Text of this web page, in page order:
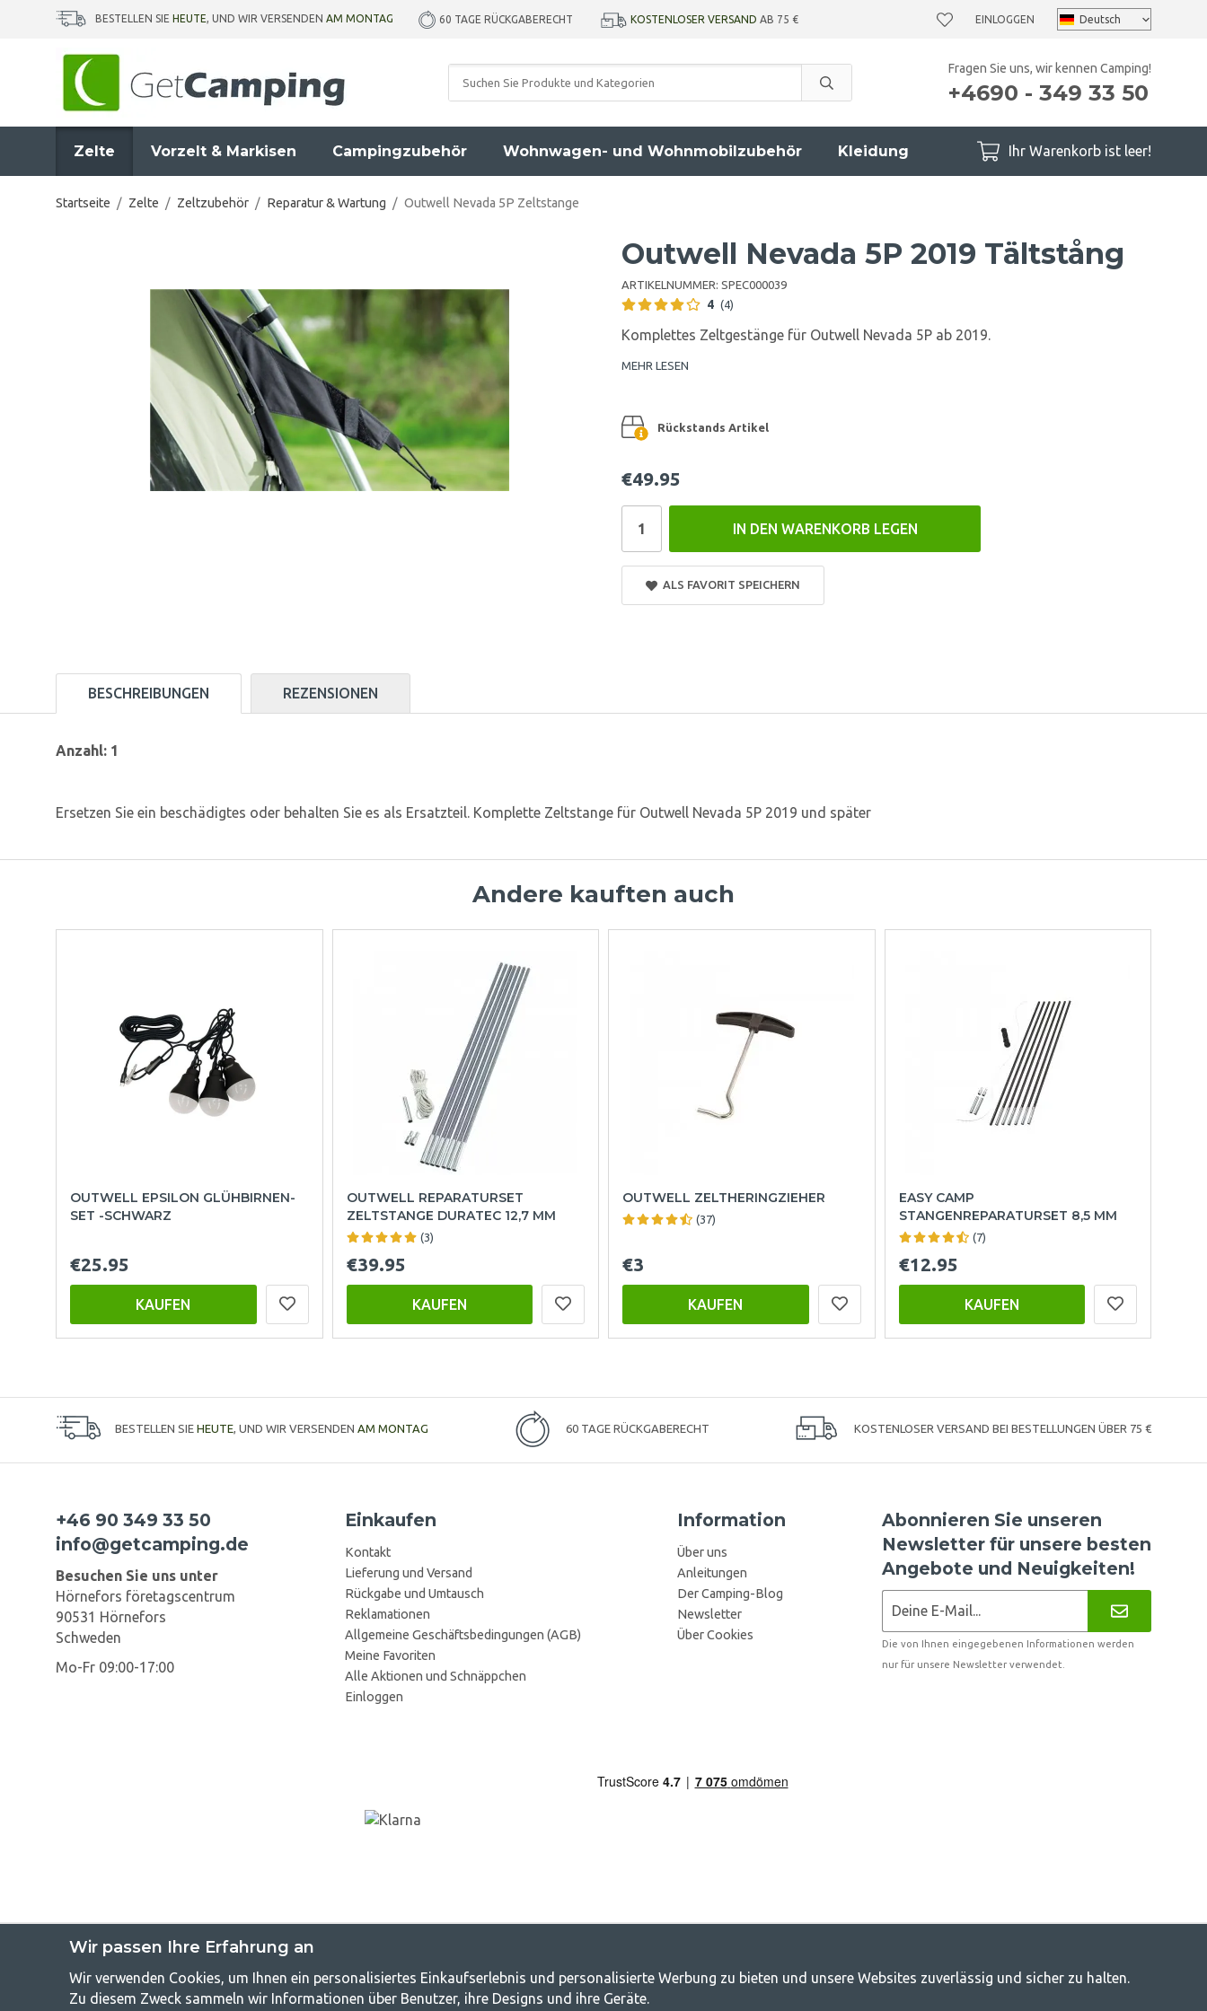
BESTELLEN SIE HEUTE, UND WIR VERSENDEN AM MONTAG 60 TAGE RÜCKGABERECHT KOSTENLOSER VERSAND AB 75 € EINLOGGEN
Fragen Sie uns, wir kennen Camping!
+4690 - 349 33 50
Zelte Vorzelt & Markisen Campingzubehör Wohnwagen- und Wohnmobilzubehör Kleidung Ihr Warenkorb ist leer!
Startseite / Zelte / Zeltzubehör / Reparatur & Wartung / Outwell Nevada 5P Zeltstange
Outwell Nevada 5P 2019 Tältstång
ARTIKELNUMMER: SPEC000039
4 (4)
Komplettes Zeltgestänge für Outwell Nevada 5P ab 2019.
MEHR LESEN
Rückstands Artikel
€49.95
IN DEN WARENKORB LEGEN
ALS FAVORIT SPEICHERN
BESCHREIBUNGEN REZENSIONEN
Anzahl: 1
Ersetzen Sie ein beschädigtes oder behalten Sie es als Ersatzteil. Komplette Zeltstange für Outwell Nevada 5P 2019 und später
Andere kauften auch
OUTWELL EPSILON GLÜHBIRNEN-
SET -SCHWARZ
€25.95
KAUFEN
OUTWELL REPARATURSET
ZELTSTANGE DURATEC 12,7 MM
(3)
€39.95
KAUFEN
OUTWELL ZELTHERINGZIEHER
(37)
€3
KAUFEN
EASY CAMP
STANGENREPARATURSET 8,5 MM
(7)
€12.95
KAUFEN
BESTELLEN SIE HEUTE, UND WIR VERSENDEN AM MONTAG 60 TAGE RÜCKGABERECHT KOSTENLOSER VERSAND BEI BESTELLUNGEN ÜBER 75 €
+46 90 349 33 50
info@getcamping.de
Besuchen Sie uns unter
Hörnefors företagscentrum
90531 Hörnefors
Schweden
Mo-Fr 09:00-17:00
Einkaufen
Kontakt
Lieferung und Versand
Rückgabe und Umtausch
Reklamationen
Allgemeine Geschäftsbedingungen (AGB)
Meine Favoriten
Alle Aktionen und Schnäppchen
Einloggen
Information
Über uns
Anleitungen
Der Camping-Blog
Newsletter
Über Cookies
Abonnieren Sie unseren
Newsletter für unsere besten
Angebote und Neuigkeiten!
Die von Ihnen eingegebenen Informationen werden
nur für unsere Newsletter verwendet.
GetCamping.de - Ihr Geschäft für Camping und Outdoor-Leben
Wir passen Ihre Erfahrung an
Wir verwenden Cookies, um Ihnen ein personalisiertes Einkaufserlebnis und personalisierte Werbung zu bieten und unsere Websites zuverlässig und sicher zu halten.
Zu diesem Zweck sammeln wir Informationen über Benutzer, ihre Designs und ihre Geräte.